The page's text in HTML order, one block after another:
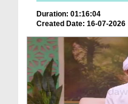
Duration: 01:16:04
Created Date: 16-07-2026